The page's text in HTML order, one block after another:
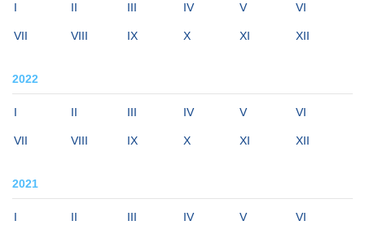
I II III IV V VI
VII VIII IX X XI XII
2022
I II III IV V VI
VII VIII IX X XI XII
2021
I II III IV V VI